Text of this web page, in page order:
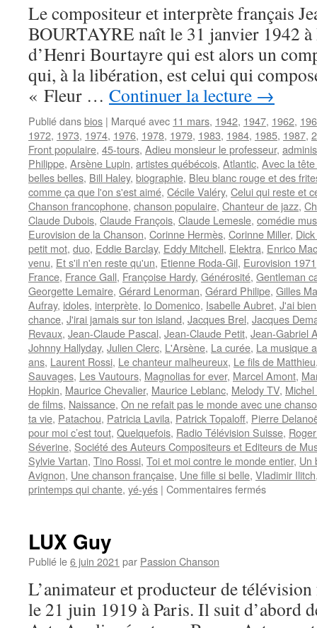
Le compositeur et interprète français
BOURTAYRE naît le 31 janvier 1942
d’Henri Bourtayre qui est alors un
qui, à la libération, est celui qui
« Fleur … Continuer la lecture →
Publié dansbios | Marqué avec 11 mars, 1942, 1947, 1962,
1972, 1973, 1974, 1976, 1978, 1979, 1983, 1984, 1985, 1987,
Front populaire, 45-tours, Adieu monsieur le professeur,
Philippe, Arsène Lupin, artistes québécois, Atlantic, Avec la
belles belles, Bill Haley, biographie, Bleu blanc rouge et des
comme ça que l'on s'est aimé, Cécile Valéry, Celui qui reste et
Chanson francophone, chanson populaire, Chanteur de jazz,
Claude Dubois, Claude François, Claude Lemesle, comédie
Eurovision de la Chanson, Corinne Hermès, Corinne Miller,
petit mot, duo, Eddie Barclay, Eddy Mitchell, Elektra, Enrico
venu, Et s'il n'en reste qu'un, Etienne Roda-Gil, Eurovision 1971
France, France Gall, Françoise Hardy, Générosité, Gentleman
Georgette Lemaire, Gérard Lenorman, Gérard Philipe, Gilles
Aufray, idoles, interprète, Io Domenico, Isabelle Aubret, J'ai
chance, J'irai jamais sur ton island, Jacques Brel, Jacques
Revaux, Jean-Claude Pascal, Jean-Claude Petit, Jean-Gabriel
Johnny Hallyday, Julien Clerc, L'Arsène, La curée, La musique
ans, Laurent Rossi, Le chanteur malheureux, Le fils de Matthieu
Sauvages, Les Vautours, Magnolias for ever, Marcel Amont,
Hopkin, Maurice Chevalier, Maurice Leblanc, Melody TV,
de films, Naissance, On ne refait pas le monde avec une
ta vie, Patachou, Patricia Lavila, Patrick Topaloff, Pierre
pour moi c’est tout, Quelquefois, Radio Télévision Suisse,
Séverine, Société des Auteurs Compositeurs et Editeurs de
Sylvie Vartan, Tino Rossi, Toi et moi contre le monde entier, Un
Avignon, Une chanson française, Une fille si belle, Vladimir Ilitch
printemps qui chante, yé-yés | Commentaires ferméssur
LUX Guy
Publié le6 juin 2021 par Passion Chanson
L’animateur et producteur de
le 21 juin 1919 à Paris. Il suit d’abord